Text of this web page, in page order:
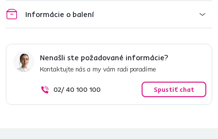
Informácie o balení
Nenašli ste požadované informácie?
Kontaktujte nás a my vám radi poradíme
02/ 40 100 100 Spustiť chat